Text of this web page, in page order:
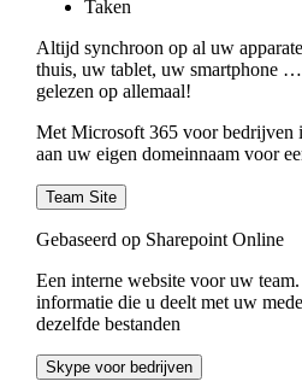
Taken
Altijd synchroon op al uw
thuis, uw tablet, uw smartphone …
gelezen op allemaal!
Met Microsoft 365 voor bedrijven
aan uw eigen domeinnaam voor
Team Site
Gebaseerd op Sharepoint Online
Een interne website voor uw
informatie die u deelt met uw
dezelfde bestanden
Skype voor bedrijven